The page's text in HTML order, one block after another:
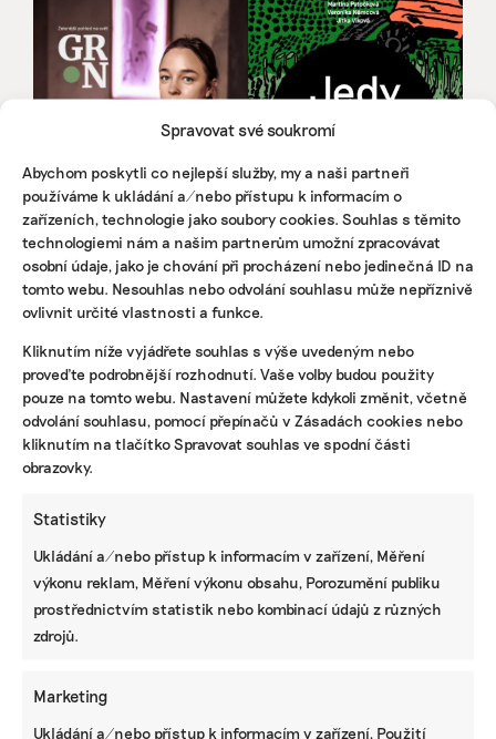
Spravovat své soukromí
Abychom poskytli co nejlepší služby, my a naši partneři
používáme k ukládání a/nebo přístupu k informacím o
zařízeních, technologie jako soubory cookies. Souhlas s těmito
technologiemi nám a našim partnerům umožní zpracovávat
osobní údaje, jako je chování při procházení nebo jedinečná ID na
tomto webu. Nesouhlas nebo odvolání souhlasu může nepříznivě
ovlivnit určité vlastnosti a funkce.
Kliknutím níže vyjádřete souhlas s výše uvedeným nebo
proveďte podrobnější rozhodnutí. Vaše volby budou použity
pouze na tomto webu. Nastavení můžete kdykoli změnit, včetně
odvolání souhlasu, pomocí přepínačů v Zásadách cookies nebo
kliknutím na tlačítko Spravovat souhlas ve spodní části
obrazovky.
Statistiky
Ukládání a/nebo přístup k informacím v zařízení, Měření
výkonu reklam, Měření výkonu obsahu, Porozumění publiku
prostřednictvím statistik nebo kombinací údajů z různých
zdrojů.
Marketing
Ukládání a/nebo přístup k informacím v zařízení, Použití
Udržitelnost, umění i komunitní sdílení.
Festival Týká se to také tebe v Uherském
Hradišti startuje tento týden
Ani trend, ani povinnost. Udržitelnost je
způsob, jak řídit firmu do budoucna a zvyšovat
její hodnotu, říká expertka